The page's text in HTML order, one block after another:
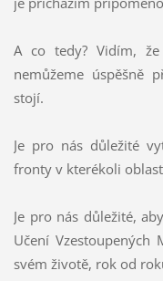
A co tedy? Vidím,
nemůžeme úspěšně
stojí.
Je pro nás důležité
fronty v kterékoli
Je pro nás důležité,
Učení
svém životě, rok od